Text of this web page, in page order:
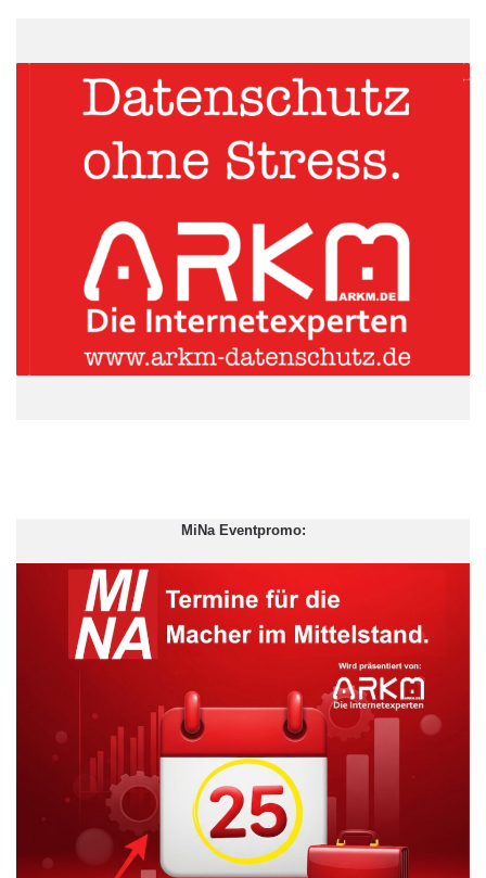
Der Arbeitskreis Mehrweg regt alle Verbraucher dazu an, in der
Europäischen Woche zur Abfallvermeidung vom 16. bis 24.
November 2013 besonders auf umweltfreundliche
Mehrwegflaschen zu achten. Das Zeichen „Mehrweg – Für die
Umwelt“ ist dabei ein klarer Wegweiser. Verbraucher, die beim
einen Beitrag zur Abfallvermeidung zu leisten.
Im Gegensatz zu Einwegflaschen werden Mehrwegflaschen
nach dem Gebrauch gespült und wiederbefüllt.
Mehrwegflaschen aus Glas können bis zu 50-mal,
Mehrwegflaschen aus PET bis zu 25-mal wiederbefüllt werden.
MiNa Eventpromo: